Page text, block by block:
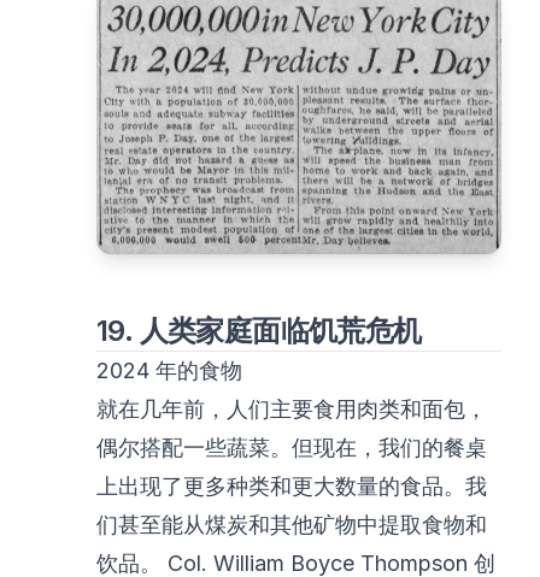
19. 人类家庭面临饥荒危机
2024 年的食物
就在几年前，人们主要食用肉类和面包，
偶尔搭配一些蔬菜。但现在，我们的餐桌
上出现了更多种类和更大数量的食品。我
们甚至能从煤炭和其他矿物中提取食物和
饮品。 Col. William Boyce Thompson 创